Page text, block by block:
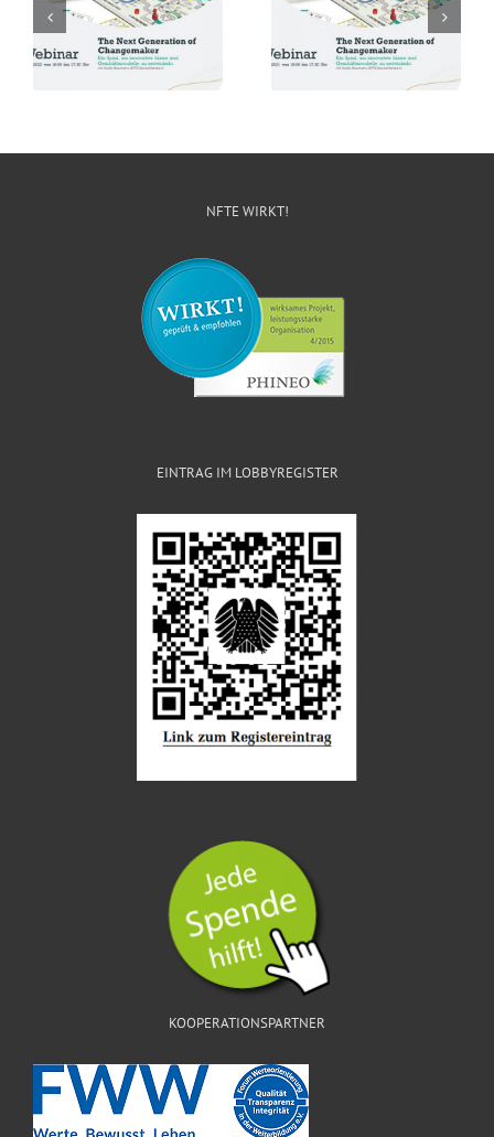
Webinar Angebot „The
Next Generation of
Changemaker“ zum
Tag der Bildung 2021
Bewerbungsphase für
das Bundesevent 2020
gestartet
NFTE WIRKT!
EINTRAG IM LOBBYREGISTER
KOOPERATIONSPARTNER